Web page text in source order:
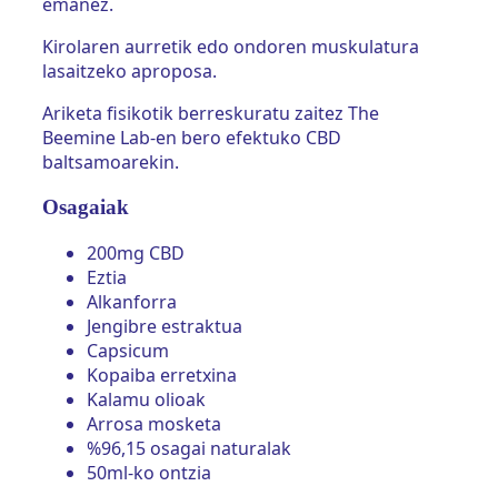
Kirolaren aurretik edo ondoren muskulatura
lasaitzeko aproposa.
Ariketa fisikotik berreskuratu zaitez The
Beemine Lab-en bero efektuko CBD
baltsamoarekin.
Osagaiak
200mg CBD
Eztia
Alkanforra
Jengibre estraktua
Capsicum
Kopaiba erretxina
Kalamu olioak
Arrosa mosketa
%96,15 osagai naturalak
50ml-ko ontzia